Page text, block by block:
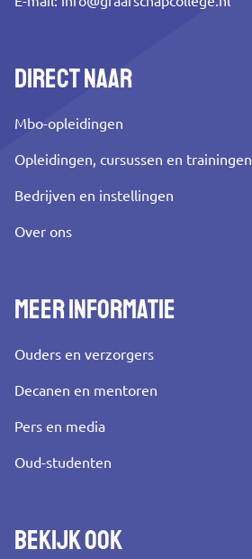
Direct naar
Mbo-opleidingen
Opleidingen, cursussen en trainingen
Bedrijven en instellingen
Over ons
Meer informatie
Ouders en verzorgers
Decanen en mentoren
Pers en media
Oud-studenten
Bekijk ook